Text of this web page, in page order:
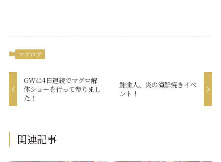
マグログ
GWに4日連続でマグロ解
体ショーを行って参りまし
た！
鮪達人、炎の海鮮焼きイベ
ント！
関連記事